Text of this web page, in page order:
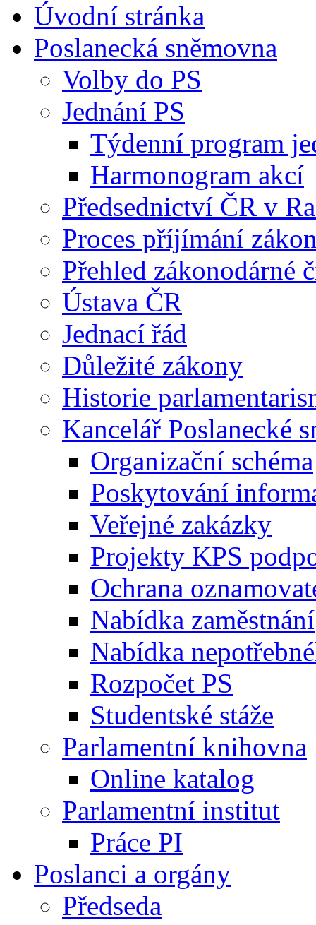
Úvodní stránka
Poslanecká sněmovna
Volby do PS
Jednání PS
Týdenní program
Harmonogram akcí
Předsednictví ČR v
Proces příjímání
Přehled zákonodárné
Ústava ČR
Jednací řád
Důležité zákony
Historie
Kancelář Poslanecké
Organizační schéma
Poskytování
Veřejné zakázky
Projekty KPS
Ochrana
Nabídka zaměstnání
Nabídka
Rozpočet PS
Studentské stáže
Parlamentní knihovna
Online katalog
Parlamentní institut
Práce PI
Poslanci a orgány
Předseda